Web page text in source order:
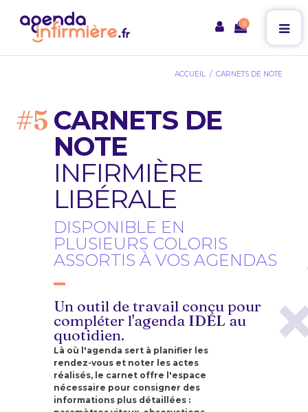
0
ACCUEIL CARNETS DE NOTE
CARNETS DE
NOTE
INFIRMIÈRE
LIBÉRALE
DISPONIBLE EN
PLUSIEURS COLORIS
ASSORTIS À VOS AGENDAS
Un outil de travail conçu pour
compléter l'agenda IDEL au
quotidien.
Là où l'agenda sert à planifier les
rendez-vous et noter les actes
réalisés, le carnet offre l'espace
nécessaire pour consigner des
informations plus détaillées :